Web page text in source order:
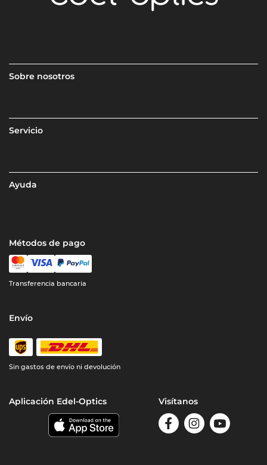
Sobre nosotros
Servicio
Ayuda
Métodos de pago
Transferencia bancaria
Envío
Sin gastos de envío ni devolución
Aplicación Edel-Optics Visítanos